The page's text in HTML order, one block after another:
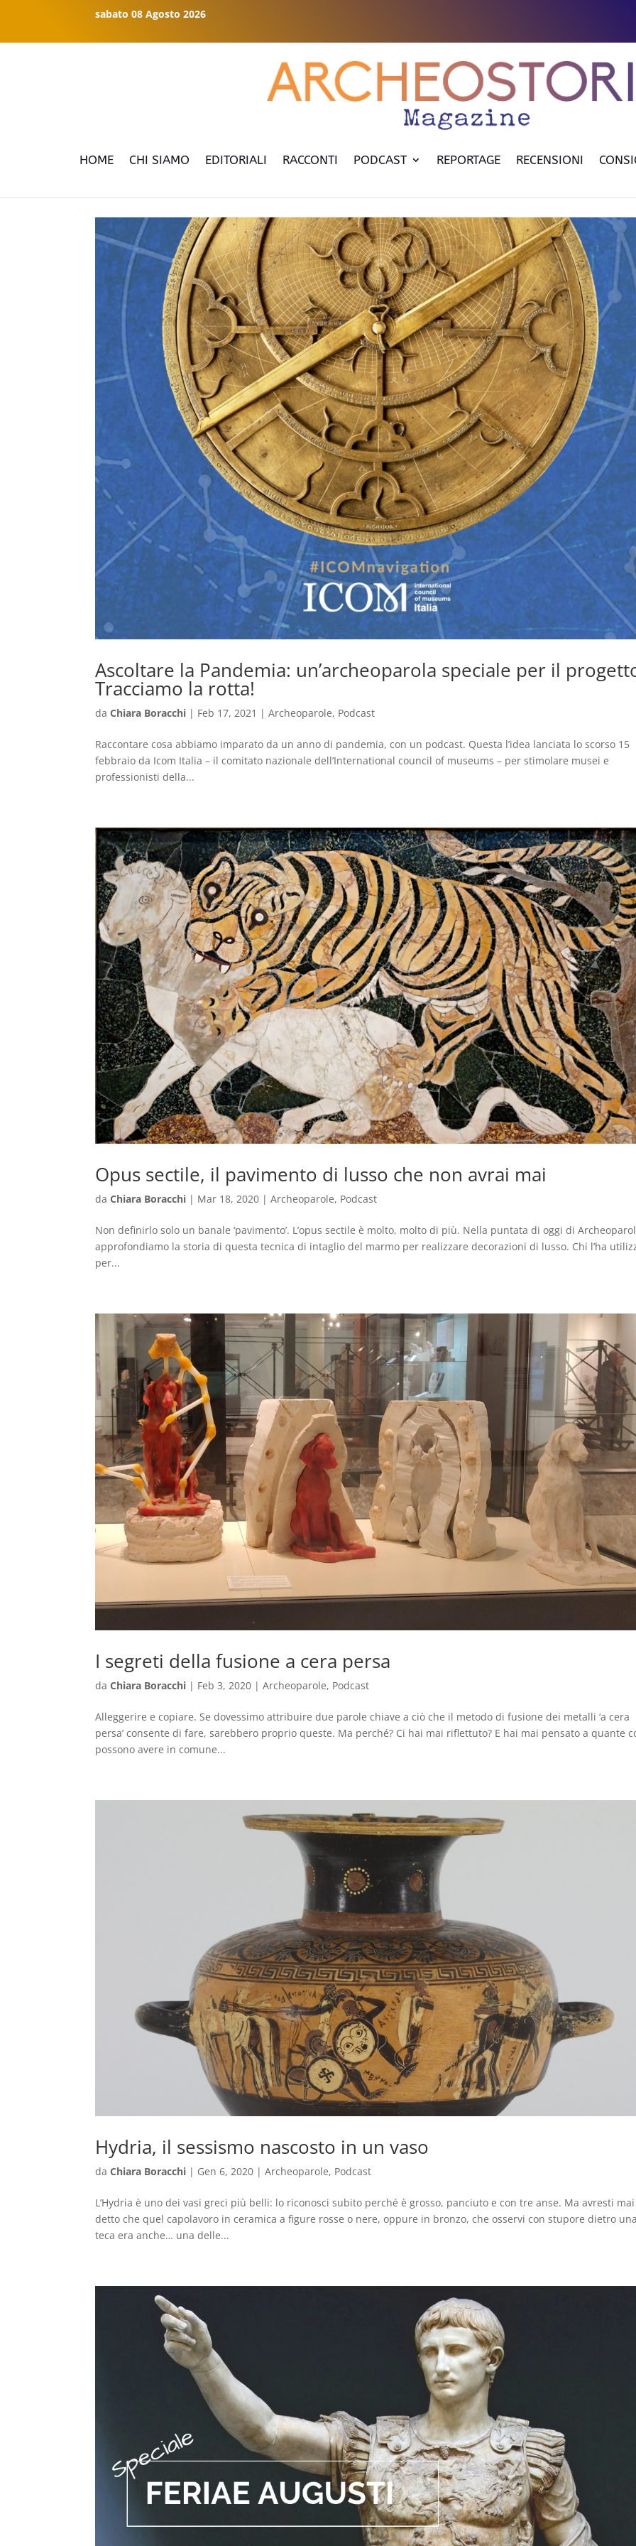
sabato 08 Agosto 2026
HOME CHI SIAMO EDITORIALI RACCONTI PODCAST REPORTAGE RECENSIONI
Ascoltare la Pandemia: un’archeoparola speciale per il
Tracciamo la rotta!
daChiara Boracchi | Feb 17, 2021 |Archeoparole, Podcast
Raccontare cosa abbiamo imparato da un anno di pandemia, con un podcast. Questa l’idea lanciata lo scorso 15
febbraio da Icom Italia – il comitato nazionale dell’International council of museums – per stimolare musei e
professionisti della...
Opus sectile, il pavimento di lusso che non avrai mai
daChiara Boracchi | Mar 18, 2020 |Archeoparole, Podcast
Non definirlo solo un banale ‘pavimento’. L’opus sectile è molto, molto di più. Nella puntata di oggi di
approfondiamo la storia di questa tecnica di intaglio del marmo per realizzare decorazioni di lusso. Chi l’ha
per...
I segreti della fusione a cera persa
daChiara Boracchi | Feb 3, 2020 |Archeoparole, Podcast
Alleggerire e copiare. Se dovessimo attribuire due parole chiave a ciò che il metodo di fusione dei metalli ‘a cera
persa’ consente di fare, sarebbero proprio queste. Ma perché? Ci hai mai riflettuto? E hai mai pensato a quante
possono avere in comune...
Hydria, il sessismo nascosto in un vaso
daChiara Boracchi | Gen 6, 2020 |Archeoparole, Podcast
L’Hydria è uno dei vasi greci più belli: lo riconosci subito perché è grosso, panciuto e con tre anse. Ma avresti mai
detto che quel capolavoro in ceramica a figure rosse o nere, oppure in bronzo, che osservi con stupore dietro
teca era anche… una delle...